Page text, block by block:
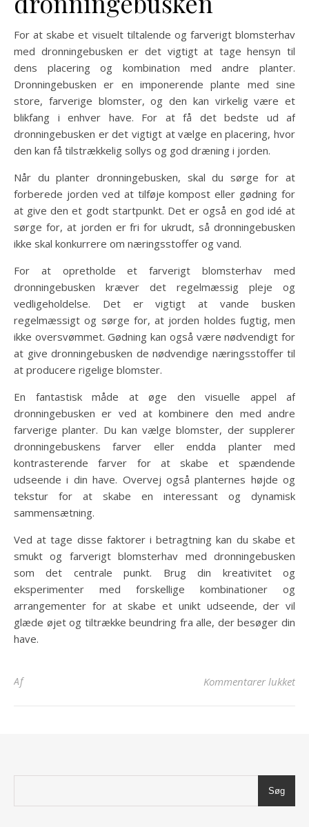
For at skabe et visuelt tiltalende og farverigt blomsterhav
med dronningebusken er det vigtigt at tage hensyn til
dens placering og kombination med andre planter.
Dronningebusken er en imponerende plante med sine
store, farverige blomster, og den kan virkelig være et
blikfang i enhver have. For at få det bedste ud af
dronningebusken er det vigtigt at vælge en placering, hvor
den kan få tilstrækkelig sollys og god dræning i jorden.
Når du planter dronningebusken, skal du sørge for at
forberede jorden ved at tilføje kompost eller gødning for
at give den et godt startpunkt. Det er også en god idé at
sørge for, at jorden er fri for ukrudt, så dronningebusken
ikke skal konkurrere om næringsstoffer og vand.
For at opretholde et farverigt blomsterhav med
dronningebusken kræver det regelmæssig pleje og
vedligeholdelse. Det er vigtigt at vande busken
regelmæssigt og sørge for, at jorden holdes fugtig, men
ikke oversvømmet. Gødning kan også være nødvendigt for
at give dronningebusken de nødvendige næringsstoffer til
at producere rigelige blomster.
En fantastisk måde at øge den visuelle appel af
dronningebusken er ved at kombinere den med andre
farverige planter. Du kan vælge blomster, der supplerer
dronningebuskens farver eller endda planter med
kontrasterende farver for at skabe et spændende
udseende i din have. Overvej også planternes højde og
tekstur for at skabe en interessant og dynamisk
sammensætning.
Ved at tage disse faktorer i betragtning kan du skabe et
smukt og farverigt blomsterhav med dronningebusken
som det centrale punkt. Brug din kreativitet og
eksperimenter med forskellige kombinationer og
arrangementer for at skabe et unikt udseende, der vil
glæde øjet og tiltrække beundring fra alle, der besøger din
have.
Af Kommentarer lukkettil
Søg